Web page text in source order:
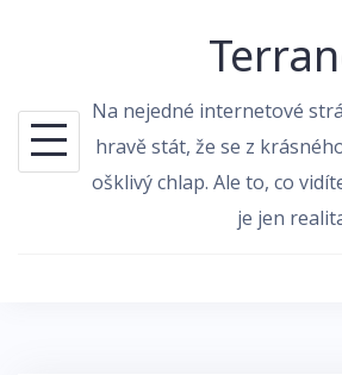
Na nejedné internetové
hravě stát, že se z
ošklivý chlap. Ale to, co
je jen